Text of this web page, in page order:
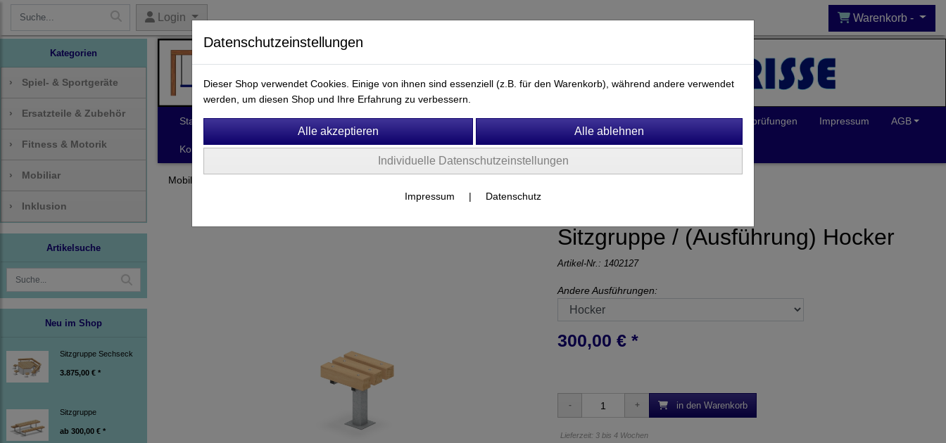
Login Warenkorb -
Kategorien
› Spiel- & Sportgeräte
› Ersatzteile & Zubehör
› Fitness & Motorik
› Mobiliar
› Inklusion
Artikelsuche
Neu im Shop
Sitzgruppe Sechseck
3.875,00 € *
Sitzgruppe
ab 300,00 € *
Start Spiel- & Sportgeräte Ersatzteile & Zubehör Fitness & Motorik Mobiliar Inklusion Spielplatzprüfungen Impressum AGB
Kontakt
Mobiliar
Sitzgruppe / (Ausführung) Hocker
Artikel-Nr.: 1402127
Andere Ausführungen:
300,00 € *
in den Warenkorb
Lieferzeit: 3 bis 4 Wochen
Datenschutzeinstellungen
Dieser Shop verwendet Cookies. Einige von ihnen sind essenziell (z.B. für den Warenkorb), während andere verwendet
werden, um diesen Shop und Ihre Erfahrung zu verbessern.
Individuelle Datenschutzeinstellungen
Impressum | Datenschutz